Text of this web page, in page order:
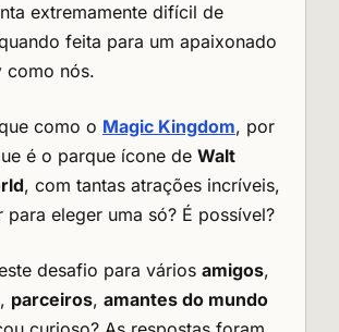
extremamente difícil de
feita para um apaixonado
como nós.
como o Magic Kingdom, por
é o parque ícone de Walt
, com tantas atrações incríveis,
eleger uma só? É possível?
desafio para vários amigos,
, parceiros, amantes do mundo